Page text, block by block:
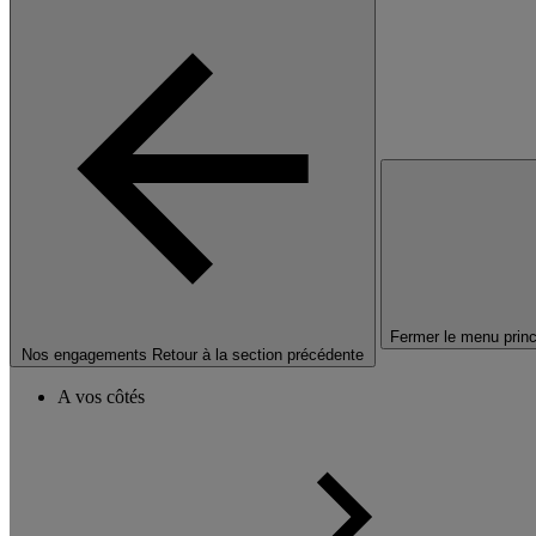
Nos engagements Retour à la section précédente
Fermer le menu
A vos côtés